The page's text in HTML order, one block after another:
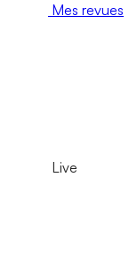
Mes revues
Live